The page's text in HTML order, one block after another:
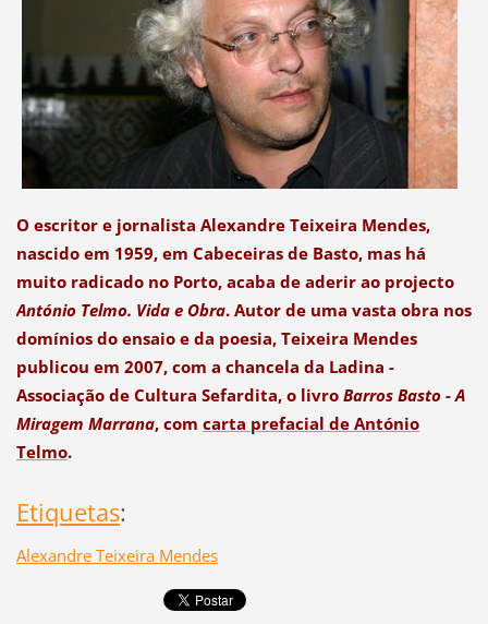
O escritor e jornalista Alexandre Teixeira Mendes,
nascido em 1959, em Cabeceiras de Basto, mas há
muito radicado no Porto, acaba de aderir ao projecto
António Telmo. Vida e Obra. Autor de uma vasta obra nos
domínios do ensaio e da poesia, Teixeira Mendes
publicou em 2007, com a chancela da Ladina -
Associação de Cultura Sefardita, o livro Barros Basto - A
Miragem Marrana, com carta prefacial de António
Telmo.
Etiquetas:
Alexandre Teixeira Mendes